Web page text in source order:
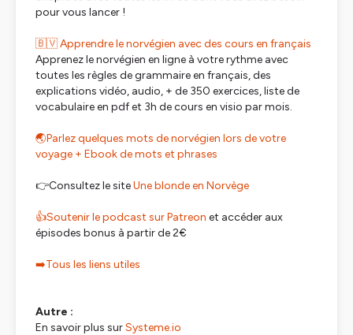
pour vous lancer !
🇧🇻 Apprendre le norvégien avec des cours en français
Apprenez le norvégien en ligne à votre rythme avec
toutes les règles de grammaire en français, des
explications vidéo, audio, + de 350 exercices, liste de
vocabulaire en pdf et 3h de cours en visio par mois.
🌏Parlez quelques mots de norvégien lors de votre
voyage + Ebook de mots et phrases
👉Consultez le siteUne blonde en Norvège
👍Soutenir le podcast sur Patreon et accéder aux
épisodes bonus à partir de 2€
➡️Tous les liens utiles
Autre :
En savoir plus surSysteme.io